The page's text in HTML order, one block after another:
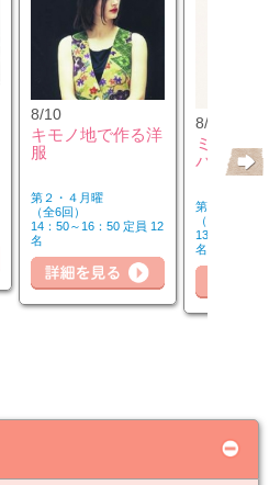
8/10
キモノ地で作る洋
服
第２・４月曜
（全6回）
14：50～16：50 定員 12
名
8/10
ミュージ
バーを楽
第２・４月曜
（全6回）
13：00～14
名